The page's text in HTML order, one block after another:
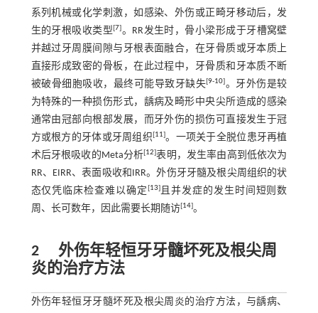
系列机械或化学刺激，如感染、外伤或正畸牙移动后，发
生的牙根吸收类型[7]。RR发生时，骨小梁形成于牙槽窝壁
并越过牙周膜间隙与牙根表面融合，在牙骨质或牙本质上
直接形成致密的骨板，在此过程中，牙骨质和牙本质不断
被破骨细胞吸收，最终可能导致牙缺失[9-10]。牙外伤是较
为特殊的一种损伤形式，龋病及畸形中央尖所造成的感染
通常由冠部向根部发展，而牙外伤的损伤可直接发生于冠
方或根方的牙体或牙周组织[11]。一项关于全脱位患牙再植
术后牙根吸收的Meta分析[12]表明，发生率由高到低依次为
RR、EIRR、表面吸收和IRR。外伤牙牙髓及根尖周组织的状
态仅凭临床检查难以确定 [13]且并发症的发生时间短则数
周、长可数年，因此需要长期随访[14]。
2外伤年轻恒牙牙髓坏死及根尖周
炎的治疗方法
外伤年轻恒牙牙髓坏死及根尖周炎的治疗方法，与龋病、